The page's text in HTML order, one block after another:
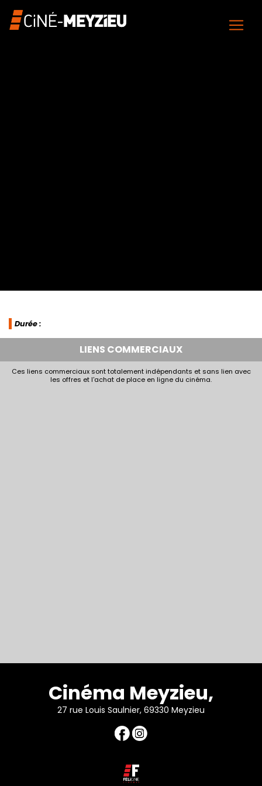
Durée :
LIENS COMMERCIAUX
Ces liens commerciaux sont totalement indépendants et sans lien avec
les offres et l'achat de place en ligne du cinéma.
Cinéma Meyzieu,
27 rue Louis Saulnier, 69330 Meyzieu